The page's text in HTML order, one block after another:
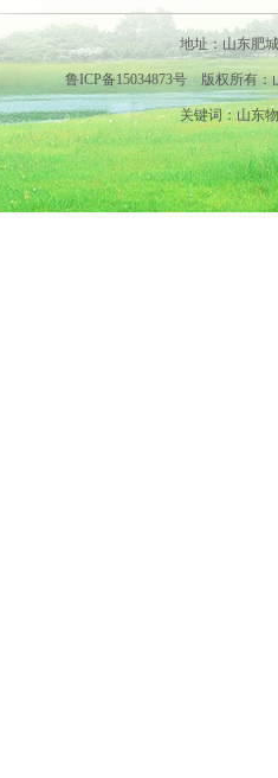
地址：山东肥
鲁ICP备15034873号 版权所有
关键词：山东